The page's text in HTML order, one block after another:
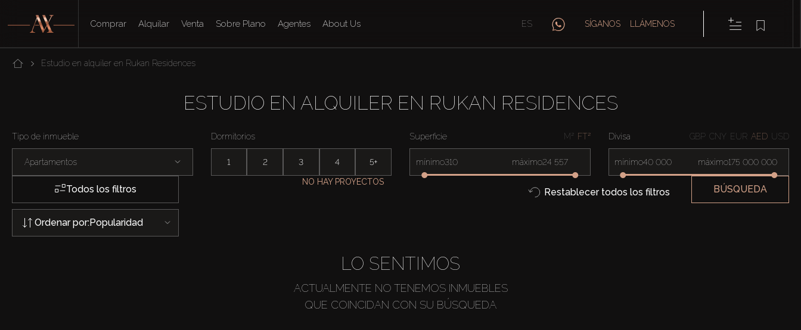
Comprar Alquilar Venta Sobre Plano Agentes About Us ES SÍGANOS LLÁMENOS
Estudio en alquiler en Rukan Residences
ESTUDIO EN ALQUILER EN RUKAN RESIDENCES
Tipo de inmueble
Apartamentos
Dormitorios
1 2 3 4 5+
Superficie M² FT²
mínimo máximo
Divisa GBP CNY EUR AED USD
mínimo máximo
Todos los filtros
NO HAY PROYECTOS
Restablecer todos los filtros BÚSQUEDA
Ordenar por:Popularidad
LO SENTIMOS
ACTUALMENTE NO TENEMOS INMUEBLES
QUE COINCIDAN CON SU BÚSQUEDA